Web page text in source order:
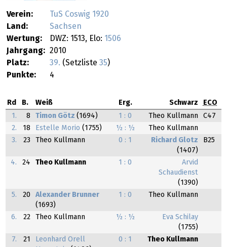
Verein:
TuS Coswig 1920
Land:
Sachsen
Wertung:
DWZ: 1513, Elo: 1506
Jahrgang: 2010
Platz:
39. (Setzliste 35)
Punkte:
4
Rd B. Weiß Erg. Schwarz
ECO
1.
8 Timon Götz (1694) 1 : 0 Theo Kullmann
C47
2.
18 Estelle Morio (1755) ½ : ½
Theo Kullmann
3.
23 Theo Kullmann 0 : 1
Richard Glotz
(1407)
B25
4. 24 Theo Kullmann 1 : 0
Arvid
Schaudienst
(1390)
5.
20
Alexander Brunner
(1693)
1 : 0 Theo Kullmann
6. 22 Theo Kullmann ½ : ½
Eva Schilay
(1755)
7.
21
Leonhard Orell
0 : 1 Theo Kullmann